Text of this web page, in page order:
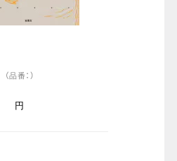
（品番：）
円